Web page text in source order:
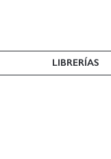
LIBRERÍAS